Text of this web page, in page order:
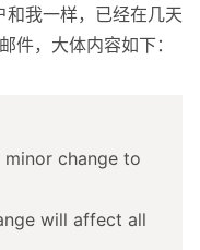
和我一样，已经在几天
件，大体内容如下：
change to
will affect all